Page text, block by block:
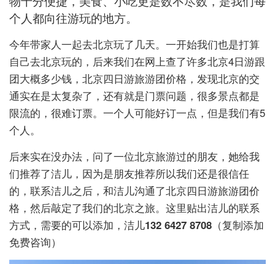
个人都向往游玩的地方。
今年带家人一起去北京玩了几天。一开始我们也是打算
自己去北京玩的，后来我们在网上查了许多北京4日游跟
团大概多少钱，北京四日游旅游团价格，发现北京的交
通实在是太复杂了，还有就是门票问题，很多景点都是
限流的，很难订票。一个人可能好订一点，但是我们有5
个人。
后来实在没办法，问了一位北京旅游过的朋友，她给我
们推荐了洁儿，因为是朋友推荐所以我们还是很信任
的，联系洁儿之后，和洁儿沟通了北京四日游旅游团价
格，然后敲定了我们的北京之旅。这里贴出洁儿的联系
方式，需要的可以添加，洁儿132 6427 8708 （复制添加
免费咨询）